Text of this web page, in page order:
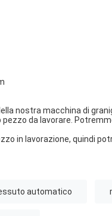
nostra macchina di
da lavorare.
in lavorazione, quindi
automatico